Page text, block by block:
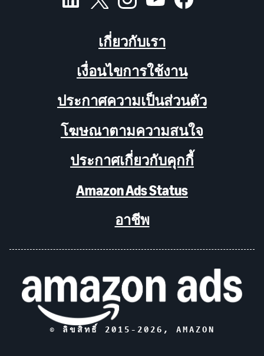
เกี่ยวกับเรา
เงื่อนไขการใช้งาน
ประกาศความเป็นส่วนตัว
โฆษณาตามความสนใจ
ประกาศเกี่ยวกับคุกกี้
Amazon Ads Status
อาชีพ
© ลิขสิทธิ์ 2015- 2026 , AMAZON